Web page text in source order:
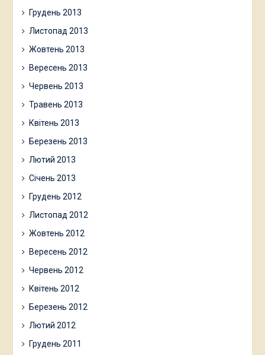
Грудень 2013
Листопад 2013
Жовтень 2013
Вересень 2013
Червень 2013
Травень 2013
Квітень 2013
Березень 2013
Лютий 2013
Січень 2013
Грудень 2012
Листопад 2012
Жовтень 2012
Вересень 2012
Червень 2012
Квітень 2012
Березень 2012
Лютий 2012
Грудень 2011